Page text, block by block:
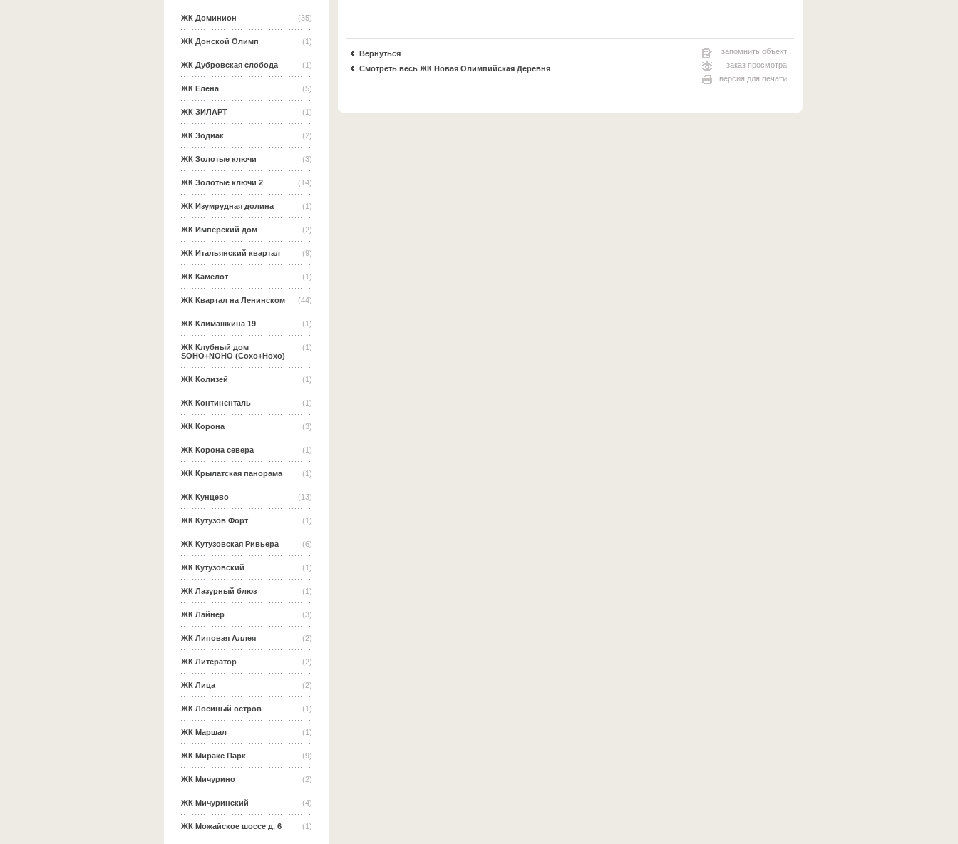
(35)
ЖК Доминион
(1)
ЖК Донской Олимп
(1)
ЖК Дубровская слобода
(5)
ЖК Елена
(1)
ЖК ЗИЛАРТ
(2)
ЖК Зодиак
(3)
ЖК Золотые ключи
(14)
ЖК Золотые ключи 2
(1)
ЖК Изумрудная долина
(2)
ЖК Имперский дом
(9)
ЖК Итальянский квартал
(1)
ЖК Камелот
(44)
ЖК Квартал на Ленинском
(1)
ЖК Климашкина 19
(1)
ЖК Клубный дом
SOHO+NOHO (Сохо+Нохо)
(1)
ЖК Колизей
(1)
ЖК Континенталь
(3)
ЖК Корона
(1)
ЖК Корона севера
(1)
ЖК Крылатская панорама
(13)
ЖК Кунцево
(1)
ЖК Кутузов Форт
(6)
ЖК Кутузовская Ривьера
(1)
ЖК Кутузовский
(1)
ЖК Лазурный блюз
(3)
ЖК Лайнер
(2)
ЖК Липовая Аллея
(2)
ЖК Литератор
(2)
ЖК Лица
(1)
ЖК Лосиный остров
(1)
ЖК Маршал
(9)
ЖК Миракс Парк
(2)
ЖК Мичурино
(4)
ЖК Мичуринский
(1)
ЖК Можайское шоссе д. 6
Вернуться
Смотреть весь ЖК Новая Олимпийская Деревня
запомнить объект
заказ просмотра
версия для печати